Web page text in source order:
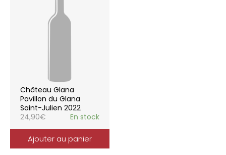
Château Glana
Pavillon du Glana
Saint-Julien 2022
24,90€ En stock
Ajouter au panier